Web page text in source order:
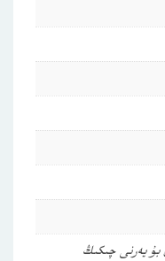
بۇ يەرنى چىكىڭ